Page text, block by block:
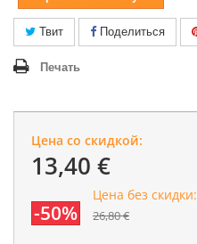
Твит Поделиться
Печать
Цена со скидкой:
13,40 €
-50%
Цена без скидки:
26,80 €